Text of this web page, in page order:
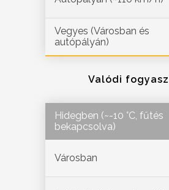
Vegyes (Városban és
autópályán)
Valódi
Hidegben (~-10 °C, fűtés
bekapcsolva)
Városban